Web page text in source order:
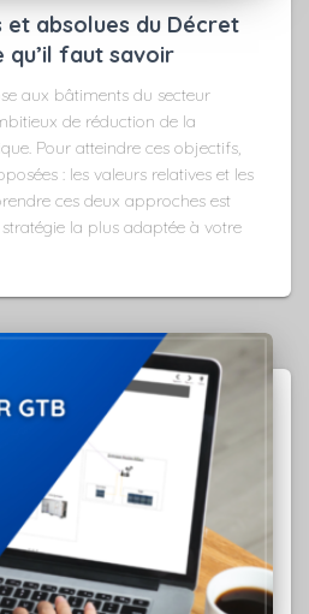
absolues du Décret
qu’il faut savoir
aux bâtiments du secteur
de réduction de la
Pour atteindre ces objectifs,
: les valeurs relatives et les
ces deux approches est
la plus adaptée à votre